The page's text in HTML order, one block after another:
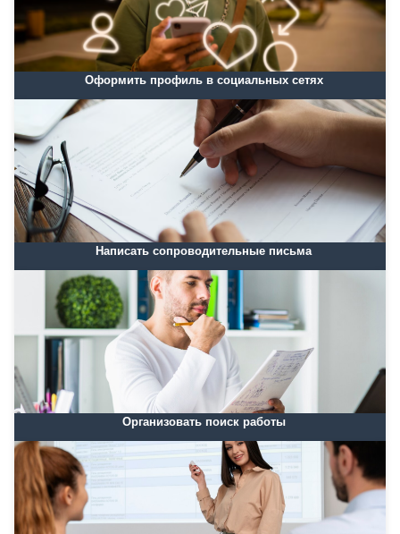
Оформить профиль в социальных сетях
Написать сопроводительные письма
Организовать поиск работы